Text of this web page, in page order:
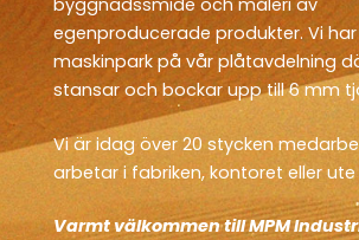
byggnadssmide och måleri av
egenproducerade produkter. Vi
maskinpark på vår plåtavdelning
stansar och bockar upp till 6 mm
Vi är idag över 20 stycken
arbetar i fabriken, kontoret eller
Varmt välkommen till MPM